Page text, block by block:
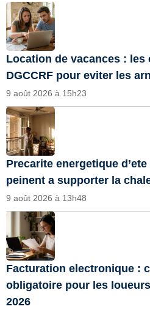
Location de vacances : les
DGCCRF pour eviter les
9 août 2026 à 15h23
Precarite energetique
peinent a supporter la
9 août 2026 à 13h48
Facturation electronique :
obligatoire pour les
2026